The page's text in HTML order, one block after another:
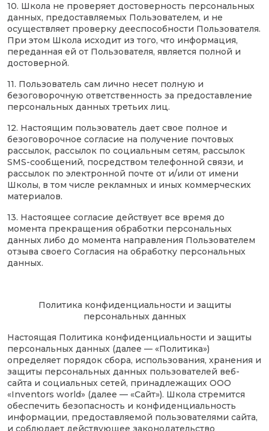
10. Школа не проверяет достоверность персональных
данных, предоставляемых Пользователем, и не
осуществляет проверку дееспособности Пользователя.
При этом Школа исходит из того, что информация,
переданная ей от Пользователя, является полной и
достоверной.
11. Пользователь сам лично несет полную и
безоговорочную ответственность за предоставление
персональных данных третьих лиц.
12. Настоящим пользователь дает свое полное и
безоговорочное согласие на получение почтовых
рассылок, рассылок по социальным сетям, рассылок
SMS-сообщений, посредством телефонной связи, и
рассылок по электронной почте от и/или от имени
Школы, в том числе рекламных и иных коммерческих
материалов.
13. Настоящее согласие действует все время до
момента прекращения обработки персональных
данных либо до момента направления Пользователем
отзыва своего Согласия на обработку персональных
данных.
Политика конфиденциальности и защиты
персональных данных
Настоящая Политика конфиденциальности и защиты
персональных данных (далее — «Политика»)
определяет порядок сбора, использования, хранения и
защиты персональных данных пользователей веб-
сайта и социальных сетей, принадлежащих ООО
«Inventors world» (далее — «Сайт»). Школа стремится
обеспечить безопасность и конфиденциальность
информации, предоставляемой пользователями сайта,
и соблюдает действующее законодательство